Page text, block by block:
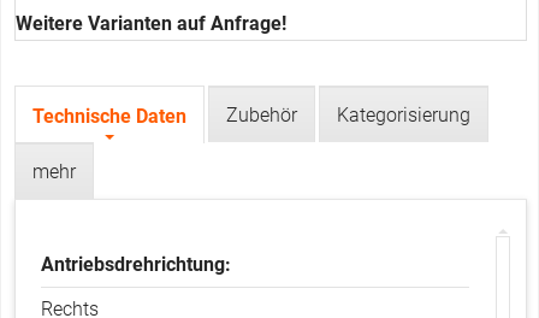
Weitere Varianten auf Anfrage!
Technische Daten
e
r
Zubehör Kategorisierung
mehr
Antriebsdrehrichtung:
Rechts